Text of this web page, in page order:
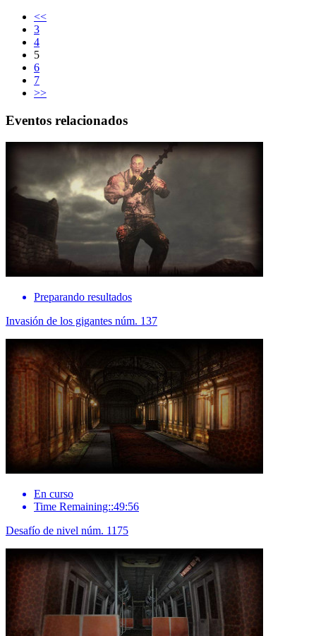
<<
3
4
5
6
7
>>
Eventos relacionados
Preparando resultados
Invasión de los gigantes núm. 137
En curso
Time Remaining::49:56
Desafío de nivel núm. 1175